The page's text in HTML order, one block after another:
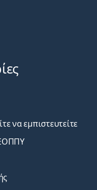
να εμπιστευτείτε